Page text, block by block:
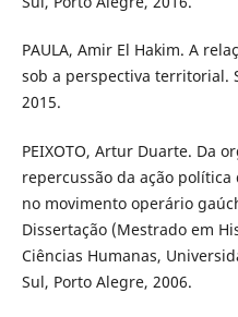
PAULA, Amir El Hakim. A
sob a perspectiva territorial.
2015.
PEIXOTO, Artur Duarte. Da
repercussão da ação
no movimento operário
Dissertação (Mestrado em
Ciências Humanas,
Sul, Porto Alegre, 2006.